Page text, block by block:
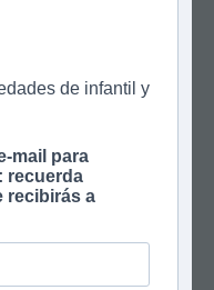
de infantil y
mail para
recuerda
recibirás a